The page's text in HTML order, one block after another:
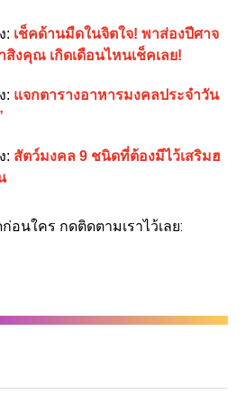
: เช็คด้านมืดในจิตใจ! พาส่องปีศาจ
สิงคุณ เกิดเดือนไหนเช็คเลย!
: แจกตารางอาหารมงคลประจำวัน
: สัตว์มงคล 9 ชนิดที่ต้องมีไว้เสริมฮ
นใคร กดติดตามเราไว้เลย: